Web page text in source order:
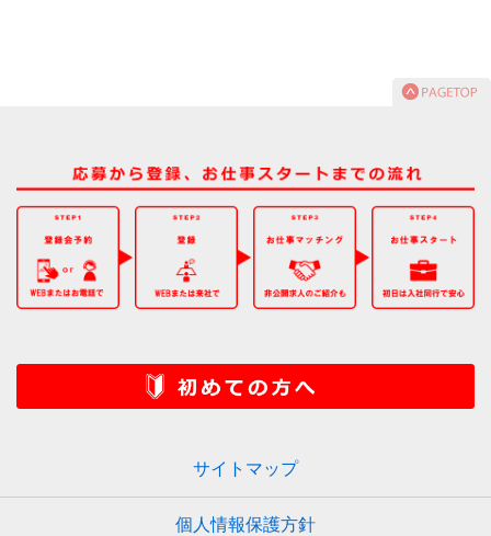
サイトマップ
個人情報保護方針